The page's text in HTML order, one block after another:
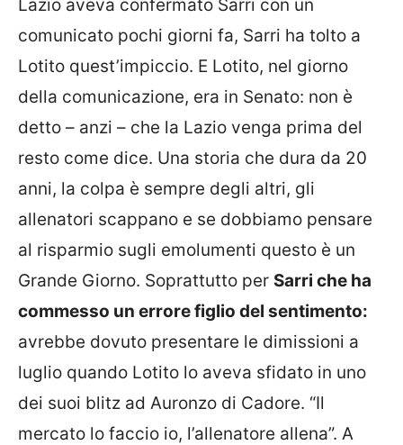
Lazio aveva confermato Sarri con un
comunicato pochi giorni fa, Sarri ha tolto a
Lotito quest’impiccio. E Lotito, nel giorno
della comunicazione, era in Senato: non è
detto – anzi – che la Lazio venga prima del
resto come dice. Una storia che dura da 20
anni, la colpa è sempre degli altri, gli
allenatori scappano e se dobbiamo pensare
al risparmio sugli emolumenti questo è un
Grande Giorno. Soprattutto per Sarri che ha
commesso un errore figlio del sentimento:
avrebbe dovuto presentare le dimissioni a
luglio quando Lotito lo aveva sfidato in uno
dei suoi blitz ad Auronzo di Cadore. “Il
mercato lo faccio io, l’allenatore allena”. A